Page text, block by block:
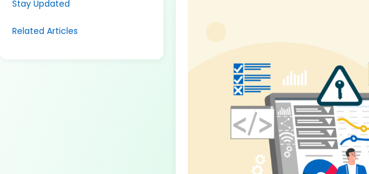
Stay Updated
Related Articles